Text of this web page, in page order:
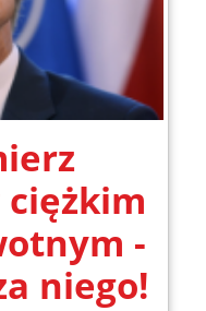
-
niego!